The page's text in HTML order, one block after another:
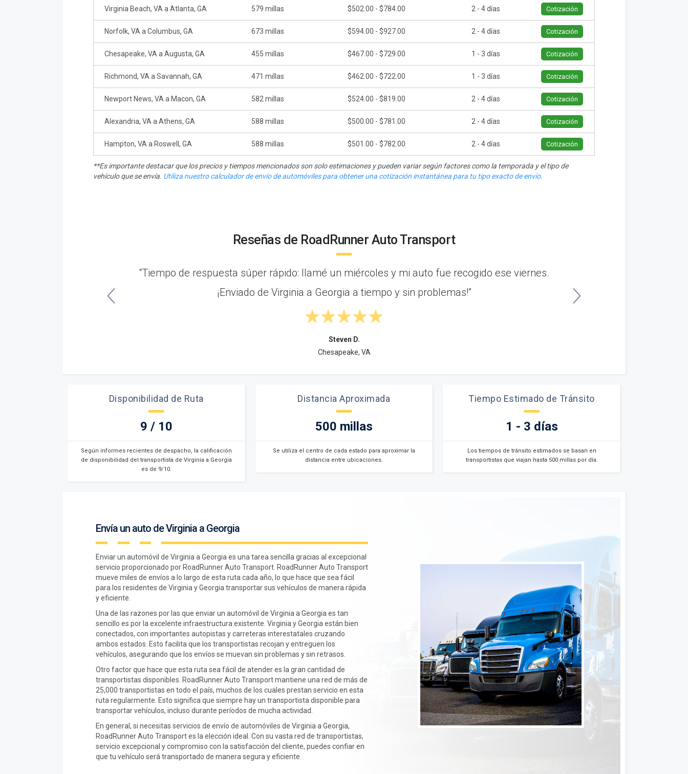
Virginia Beach, VA a Atlanta, GA 579 millas $502.00 - $784.00 2 - 4 días Cotización
Norfolk, VA a Columbus, GA 673 millas $594.00 - $927.00 2 - 4 días Cotización
Chesapeake, VA a Augusta, GA 455 millas $467.00 - $729.00 1 - 3 días Cotización
Richmond, VA a Savannah, GA 471 millas $462.00 - $722.00 1 - 3 días Cotización
Newport News, VA a Macon, GA 582 millas $524.00 - $819.00 2 - 4 días Cotización
Alexandria, VA a Athens, GA 588 millas $500.00 - $781.00 2 - 4 días Cotización
Hampton, VA a Roswell, GA 588 millas $501.00 - $782.00 2 - 4 días Cotización
**Es importante destacar que los precios y tiempos mencionados son solo estimaciones y pueden variar según factores como la temporada y el tipo de
vehículo que se envía. Utiliza nuestro calculador de envío de automóviles para obtener una cotización instantánea para tu tipo exacto de envío.
Reseñas de RoadRunner Auto Transport
“Tiempo de respuesta súper rápido: llamé un miércoles y mi auto fue recogido ese viernes.
¡Enviado de Virginia a Georgia a tiempo y sin problemas!”
Steven D.
Chesapeake, VA
Disponibilidad de Ruta
9 / 10
Según informes recientes de despacho, la calificación
de disponibilidad del transportista de Virginia a Georgia
es de 9/10.
Distancia Aproximada
500 millas
Se utiliza el centro de cada estado para aproximar la
distancia entre ubicaciones.
Tiempo Estimado de Tránsito
1 - 3 días
Los tiempos de tránsito estimados se basan en
transportistas que viajan hasta 500 millas por día.
Envía un auto de Virginia a Georgia
Enviar un automóvil de Virginia a Georgia es una tarea sencilla gracias al excepcional
servicio proporcionado por RoadRunner Auto Transport. RoadRunner Auto Transport
mueve miles de envíos a lo largo de esta ruta cada año, lo que hace que sea fácil
para los residentes de Virginia y Georgia transportar sus vehículos de manera rápida
y eficiente.
Una de las razones por las que enviar un automóvil de Virginia a Georgia es tan
sencillo es por la excelente infraestructura existente. Virginia y Georgia están bien
conectados, con importantes autopistas y carreteras interestatales cruzando
ambos estados. Esto facilita que los transportistas recojan y entreguen los
vehículos, asegurando que los envíos se muevan sin problemas y sin retrasos.
Otro factor que hace que esta ruta sea fácil de atender es la gran cantidad de
transportistas disponibles. RoadRunner Auto Transport mantiene una red de más de
25,000 transportistas en todo el país, muchos de los cuales prestan servicio en esta
ruta regularmente. Esto significa que siempre hay un transportista disponible para
transportar vehículos, incluso durante períodos de mucha actividad.
En general, si necesitas servicios de envío de automóviles de Virginia a Georgia,
RoadRunner Auto Transport es la elección ideal. Con su vasta red de transportistas,
servicio excepcional y compromiso con la satisfacción del cliente, puedes confiar en
que tu vehículo será transportado de manera segura y eficiente.